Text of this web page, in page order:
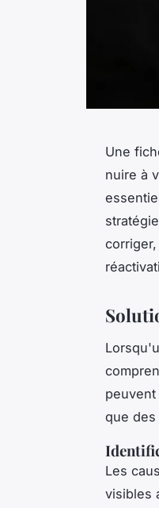
Une
nuire à
que des
Les
visibles